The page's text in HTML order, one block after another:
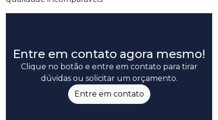
Entre em contato agora mesmo!
Clique no botão e entre em contato para tirar
dúvidas ou solicitar um orçamento.
Entre em contato